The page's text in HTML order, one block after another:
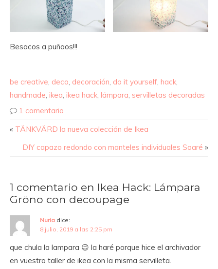
Besacos a puñaos!!!
be creative deco decoración do it yourself hack
handmade ikea ikea hack lámpara servilletas decoradas
1 comentario
« TÄNKVÄRD la nueva colección de Ikea
DIY capazo redondo con manteles individuales Soaré »
1 comentario en Ikea Hack: Lámpara
Gröno con decoupage
Nuria dice:
8 julio, 2019 a las 2:25 pm
que chula la lampara 😉 la haré porque hice el archivador
en vuestro taller de ikea con la misma servilleta.